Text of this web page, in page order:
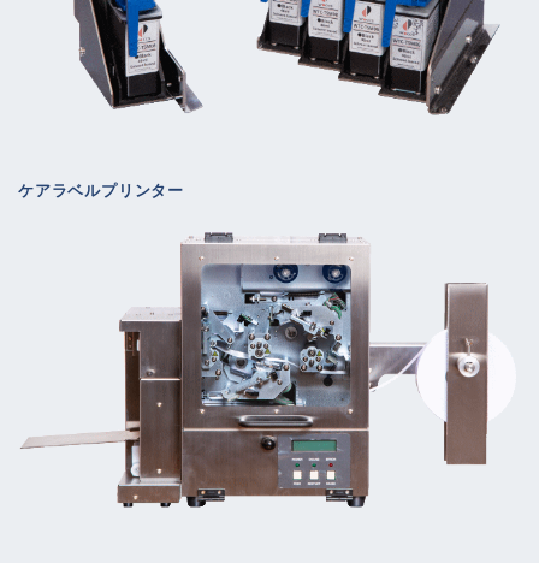
ケアラベルプリンター